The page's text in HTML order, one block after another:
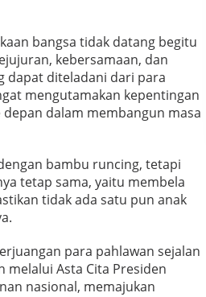
bangsa tidak datang begitu
kebersamaan, dan
dapat diteladani dari para
mengutamakan kepentingan
dalam membangun masa
bambu runcing, tetapi
tetap sama, yaitu membela
tidak ada satu pun anak
para pahlawan sejalan
melalui Asta Cita Presiden
nasional, memajukan